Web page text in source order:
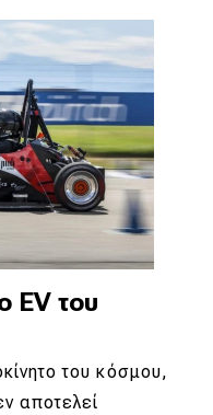
EV του
του κόσμου,
αποτελεί